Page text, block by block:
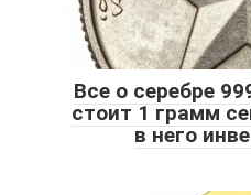
Все о серебре
стоит 1 грамм
в него